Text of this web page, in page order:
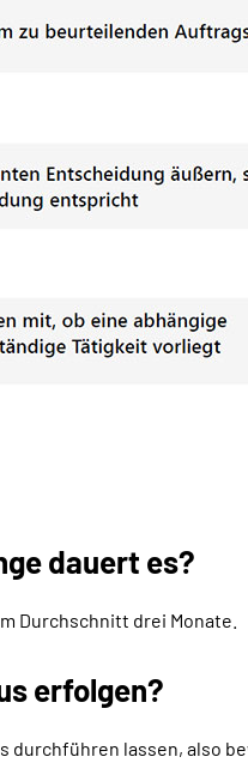
dauert es?
Durchschnitt drei Monate.
erfolgen?
lassen, also